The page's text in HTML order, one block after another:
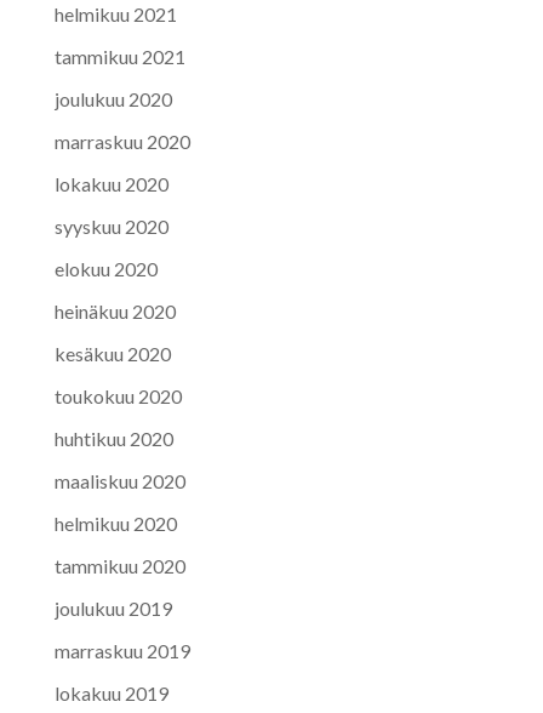
helmikuu 2021
tammikuu 2021
joulukuu 2020
marraskuu 2020
lokakuu 2020
syyskuu 2020
elokuu 2020
heinäkuu 2020
kesäkuu 2020
toukokuu 2020
huhtikuu 2020
maaliskuu 2020
helmikuu 2020
tammikuu 2020
joulukuu 2019
marraskuu 2019
lokakuu 2019